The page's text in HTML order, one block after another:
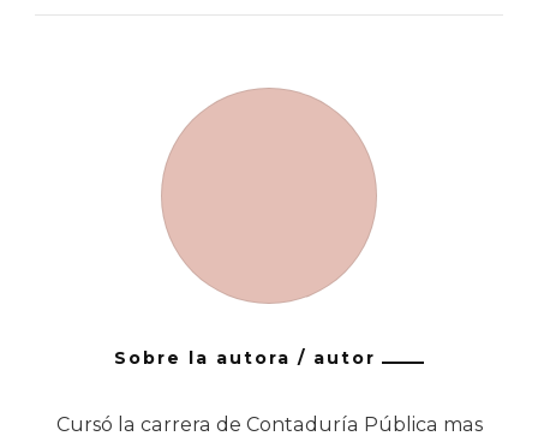
Sobre la autora / autor
Cursó la carrera de Contaduría Pública mas